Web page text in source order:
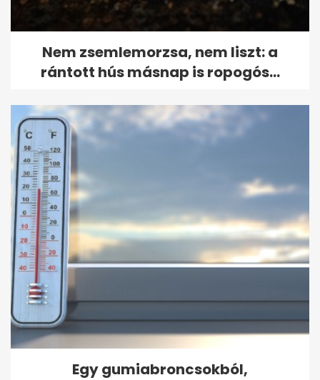
Nem zsemlemorzsa, nem liszt: a
rántott hús másnap is ropogós...
Egy gumiabroncsokból,